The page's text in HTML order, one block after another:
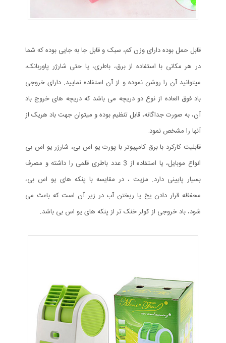
قابل حمل بوده دارای وزن کم، سبک و قابل جا به جایی بوده که شما
در هر مکانی با استفاده از برق، باطری، یا حتی شارژر پاوربانک،
میتوانید آن را روشن نموده و از آن استفاده نمایید. دارای خروجی
باد فوق العاده از نوع دو دریچه می باشد که دریچه های خروج باد
آن، به صورت جداگانه، قابل تنظیم بوده و میتوان جهت باد هریک از
آنها را مشخص نمود.
قابلیت کارکرد با برق کامپیوتر با پورت یو اس بی، شارژر یو اس بی
انواع موبایل، یا استفاده از 3 عدد باطری قلمی را داشته و مصرف
بسیار پایینی دارد. مزیت ، در مقایسه با پنکه های یو اس بی،
محفظه قرار دادن یخ یا ریختن آب در زیر آن است که باعث می
شود، باد خروجی از کولر خنک تر از پنکه های یو اس بی باشد.